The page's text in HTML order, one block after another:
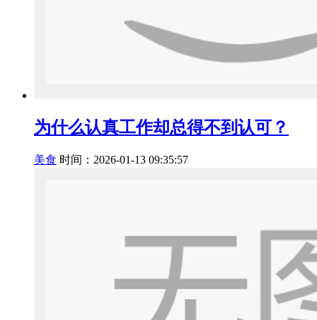
为什么认真工作却总得不到认可？
美食 时间：2026-01-13 09:35:57